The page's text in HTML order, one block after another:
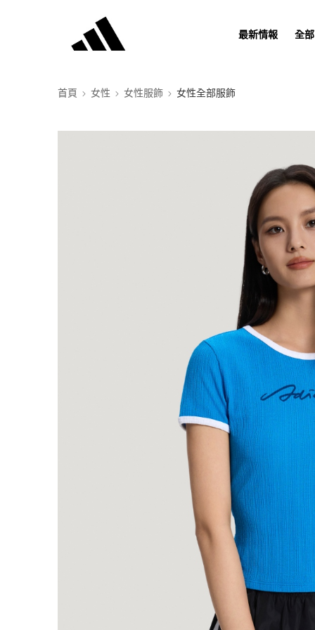
最新情報 全
首頁 女性 女性服飾 女性全部服飾